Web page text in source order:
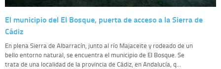
El municipio del El Bosque, puerta de acceso a la Sierra de
Cádiz
En plena Sierra de Albarracín, junto al río Majaceite y rodeado de un
bello entorno natural, se encuentra el municipio de El Bosque. Se
trata de una localidad de la provincia de Cádiz, en Andalucía, q...